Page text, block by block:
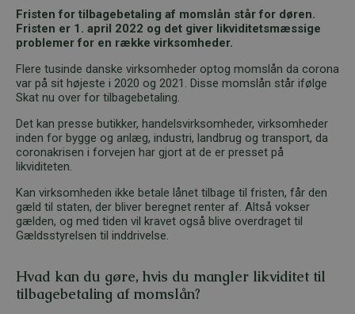
Fristen for tilbagebetaling af momslån står for døren.
Fristen er 1. april 2022 og det giver likviditetsmæssige
problemer for en række virksomheder.
Flere tusinde danske virksomheder optog momslån da corona
var på sit højeste i 2020 og 2021. Disse momslån står ifølge
Skat nu over for tilbagebetaling.
Det kan presse butikker, handelsvirksomheder, virksomheder
inden for bygge og anlæg, industri, landbrug og transport, da
coronakrisen i forvejen har gjort at de er presset på
likviditeten.
Kan virksomheden ikke betale lånet tilbage til fristen, får den
gæld til staten, der bliver beregnet renter af. Altså vokser
gælden, og med tiden vil kravet også blive overdraget til
Gældsstyrelsen til inddrivelse.
Hvad kan du gøre, hvis du mangler likviditet til
tilbagebetaling af momslån?